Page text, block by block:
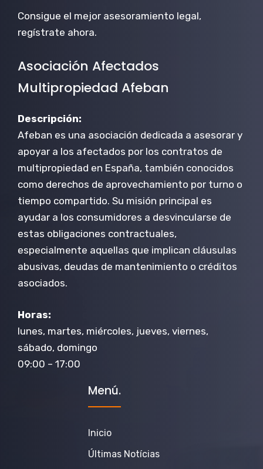
Consigue el mejor asesoramiento legal,
regístrate ahora.
Asociación Afectados
Multipropiedad Afeban
Descripción:
Afeban es una asociación dedicada a asesorar y
apoyar a los afectados por los contratos de
multipropiedad en España, también conocidos
como derechos de aprovechamiento por turno o
tiempo compartido. Su misión principal es
ayudar a los consumidores a desvincularse de
estas obligaciones contractuales,
especialmente aquellas que implican cláusulas
abusivas, deudas de mantenimiento o créditos
asociados.
Horas:
lunes, martes, miércoles, jueves, viernes,
sábado, domingo
09:00 – 17:00
Menú.
Inicio
Últimas Notícias